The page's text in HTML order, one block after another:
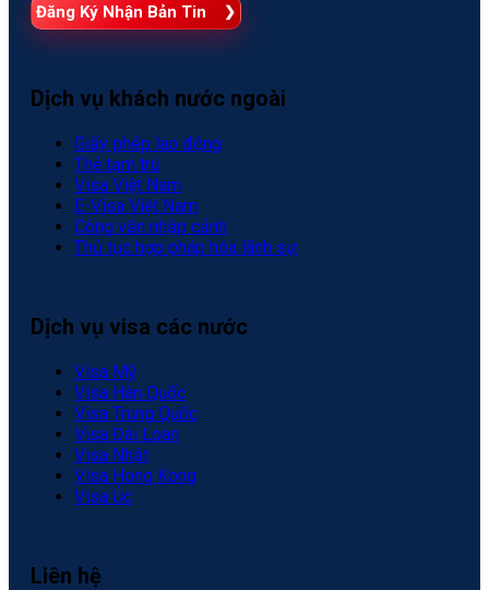
Đăng Ký Nhận Bản Tin
Dịch vụ khách nước ngoài
Giấy phép lao động
Thẻ tạm trú
Visa Việt Nam
E-Visa Việt Nam
Công văn nhập cảnh
Thủ tục hợp pháp hóa lãnh sự
Dịch vụ visa các nước
Visa Mỹ
Visa Hàn Quốc
Visa Trung Quốc
Visa Đài Loan
Visa Nhật
Visa Hong Kong
Visa Úc
Liên hệ